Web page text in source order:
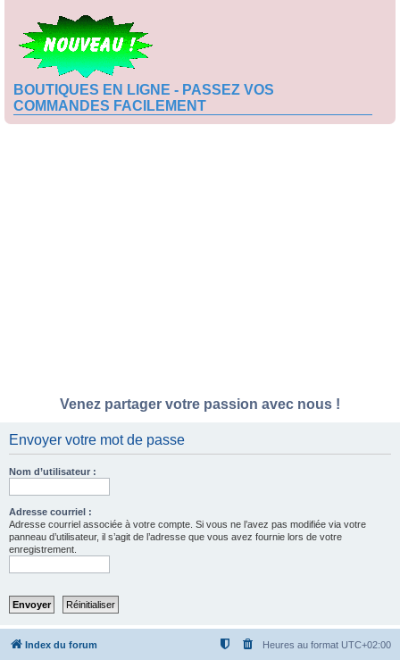
BOUTIQUES EN LIGNE - PASSEZ VOS
COMMANDES FACILEMENT
Venez partager votre passion avec nous !
Envoyer votre mot de passe
Nom d’utilisateur :
Adresse courriel :
Adresse courriel associée à votre compte. Si vous ne l’avez pas modifiée via votre
panneau d’utilisateur, il s’agit de l’adresse que vous avez fournie lors de votre
enregistrement.
Index du forum Heures au format UTC+02:00